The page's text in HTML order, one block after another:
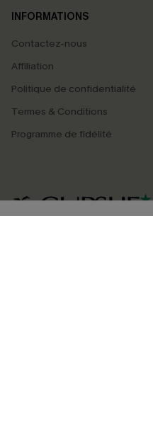
INFORMATIONS
Contactez-nous
Affiliation
Politique de confidentialité
Termes & Conditions
Programme de fidélité
marketing (y compris du contenu
pouvons utiliser les données
savoir si ceux-ci ont été ouverts,
personnaliser nos contenus et
produits susceptibles de vous
. Vous pouvez